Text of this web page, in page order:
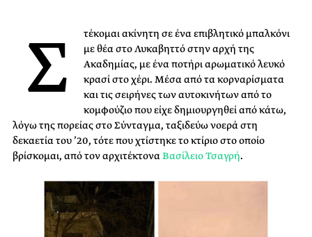
Σ
τέκομαι ακίνητη σε ένα επιβλητικό μπαλκόνι
με θέα στο Λυκαβηττό στην αρχή της
Ακαδημίας, με ένα ποτήρι αρωματικό λευκό
κρασί στο χέρι. Μέσα από τα κορναρίσματα
και τις σειρήνες των αυτοκινήτων από το
κομφούζιο που είχε δημιουργηθεί από κάτω,
λόγω της πορείας στο Σύνταγμα, ταξιδεύω νοερά στη
δεκαετία του ’20, τότε που χτίστηκε το κτίριο στο οποίο
βρίσκομαι, από τον αρχιτέκτοναΒασίλειο Τσαγρή.